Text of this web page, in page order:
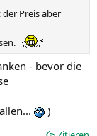
Preis aber
- bevor die
)